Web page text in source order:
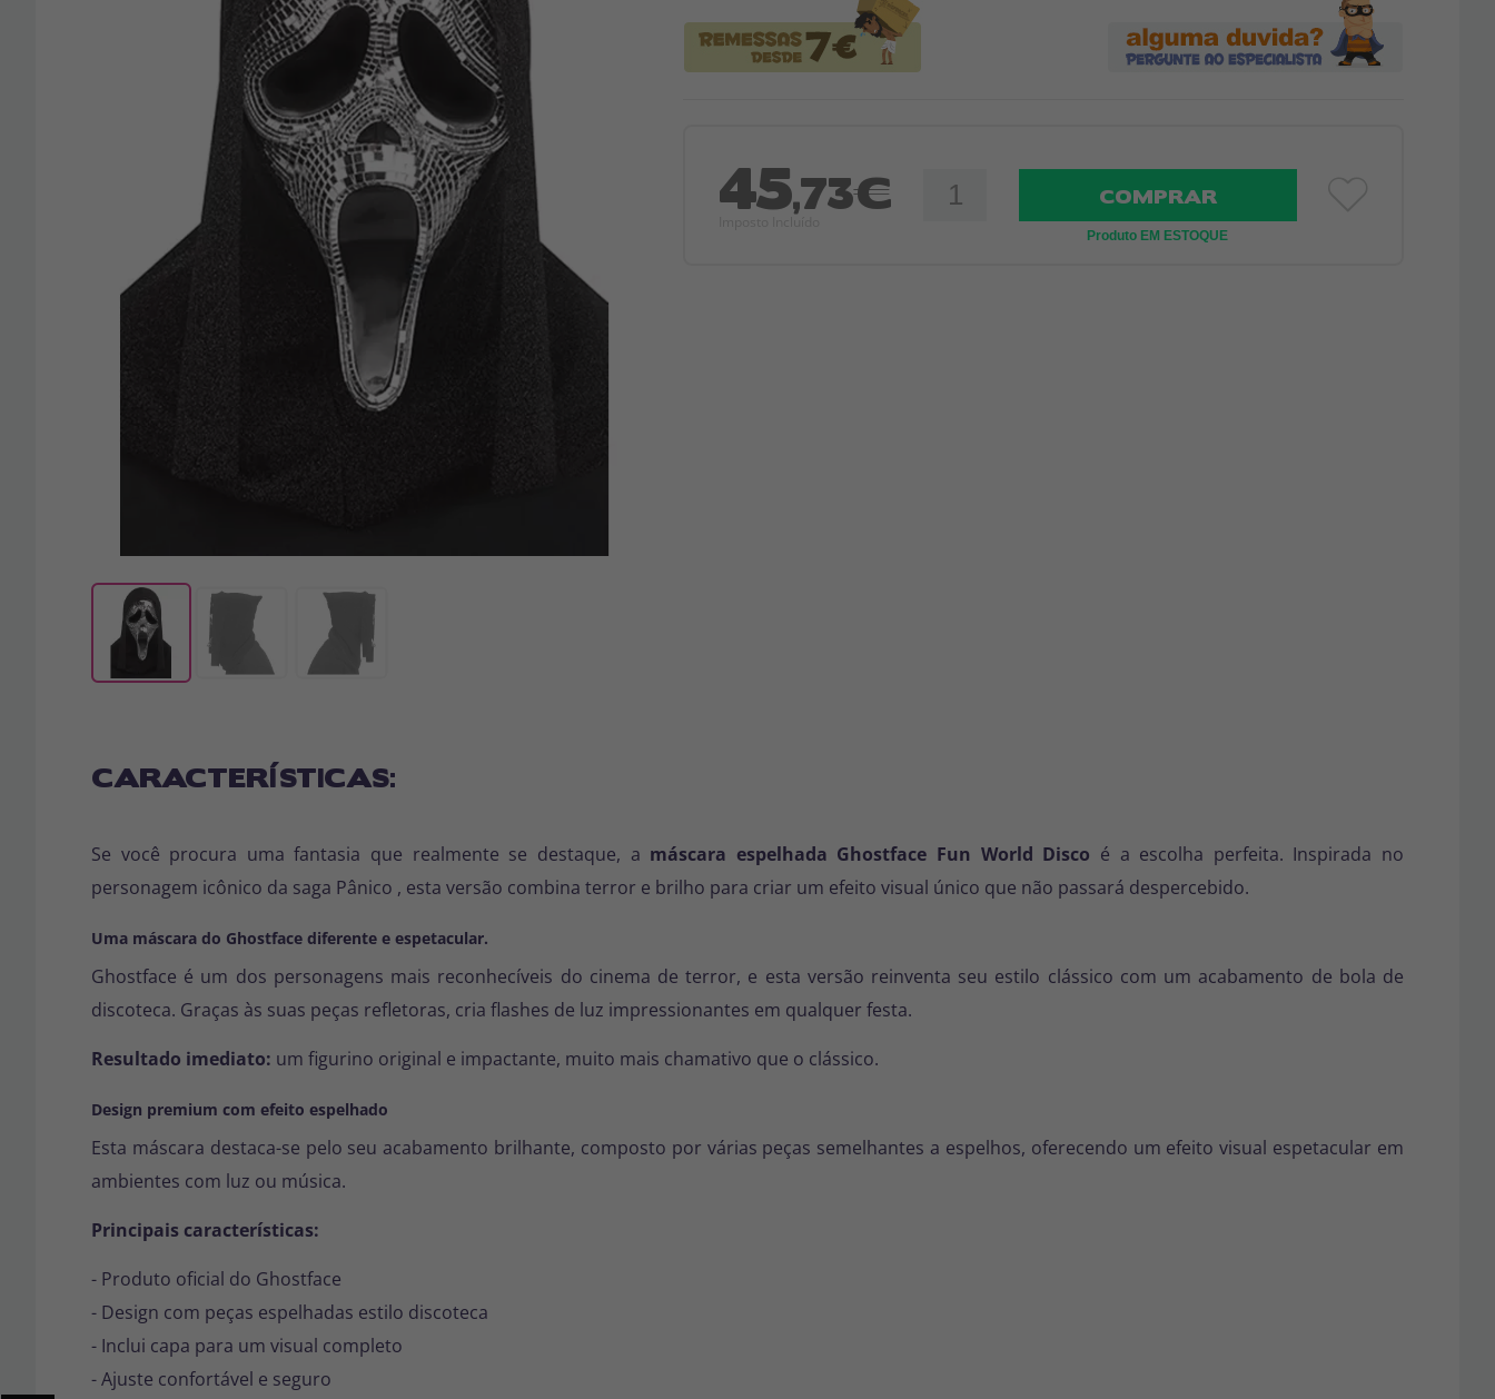
45,73€ COMPRAR
Produto EM ESTOQUE
CARACTERÍSTICAS:
Se você procura uma fantasia que realmente se destaque, a máscara espelhada Ghostface Fun World Disco é a escolha perfeita. Inspirada no
personagem icônico da saga Pânico , esta versão combina terror e brilho para criar um efeito visual único que não passará despercebido.
Uma máscara do Ghostface diferente e espetacular.
Ghostface é um dos personagens mais reconhecíveis do cinema de terror, e esta versão reinventa seu estilo clássico com um acabamento de bola de
discoteca. Graças às suas peças refletoras, cria flashes de luz impressionantes em qualquer festa.
Resultado imediato: um figurino original e impactante, muito mais chamativo que o clássico.
Design premium com efeito espelhado
Esta máscara destaca-se pelo seu acabamento brilhante, composto por várias peças semelhantes a espelhos, oferecendo um efeito visual espetacular em
ambientes com luz ou música.
Principais características:
- Produto oficial do Ghostface
- Design com peças espelhadas estilo discoteca
- Inclui capa para um visual completo
- Ajuste confortável e seguro